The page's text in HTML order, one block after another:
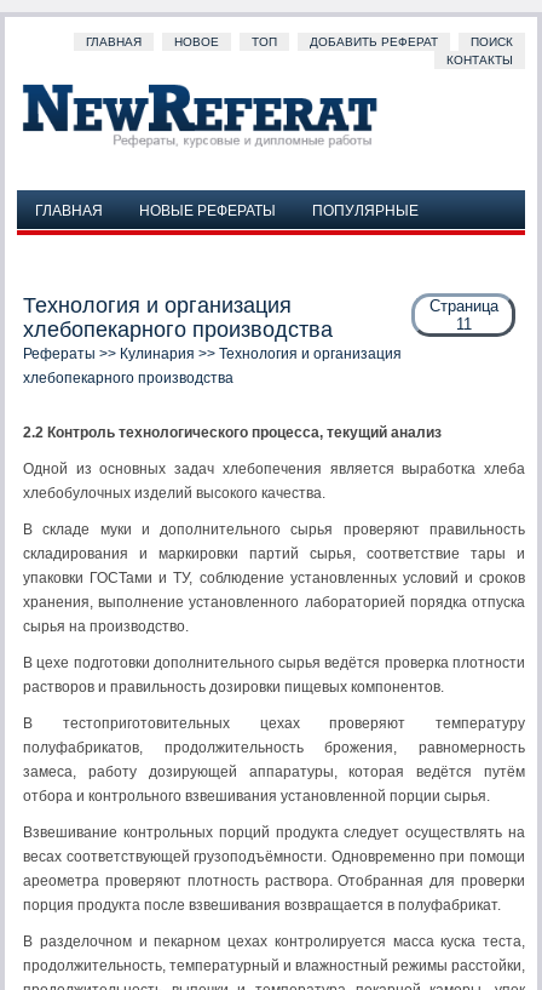
ГЛАВНАЯ НОВОЕ ТОП ДОБАВИТЬ РЕФЕРАТ
ПОИСК
КОНТАКТЫ
ГЛАВНАЯ НОВЫЕ РЕФЕРАТЫ
ПОПУЛЯРНЫЕ
Страница
11
Технология и организация
хлебопекарного производства
Рефераты >> Кулинария >> Технология и организация
хлебопекарного производства
2.2 Контроль технологического процесса, текущий анализ
Одной из основных задач хлебопечения является выработка хлеба
хлебобулочных изделий высокого качества.
В складе муки и дополнительного сырья проверяют правильность
складирования и маркировки партий сырья, соответствие тары и
упаковки ГОСТами и ТУ, соблюдение установленных условий и сроков
хранения, выполнение установленного лабораторией порядка отпуска
сырья на производство.
В цехе подготовки дополнительного сырья ведётся проверка плотности
растворов и правильность дозировки пищевых компонентов.
В тестоприготовительных цехах проверяют температуру
полуфабрикатов, продолжительность брожения, равномерность
замеса, работу дозирующей аппаратуры, которая ведётся путём
отбора и контрольного взвешивания установленной порции сырья.
Взвешивание контрольных порций продукта следует осуществлять на
весах соответствующей грузоподъёмности. Одновременно при помощи
ареометра проверяют плотность раствора. Отобранная для проверки
порция продукта после взвешивания возвращается в полуфабрикат.
В разделочном и пекарном цехах контролируется масса куска теста,
продолжительность, температурный и влажностный режимы расстойки,